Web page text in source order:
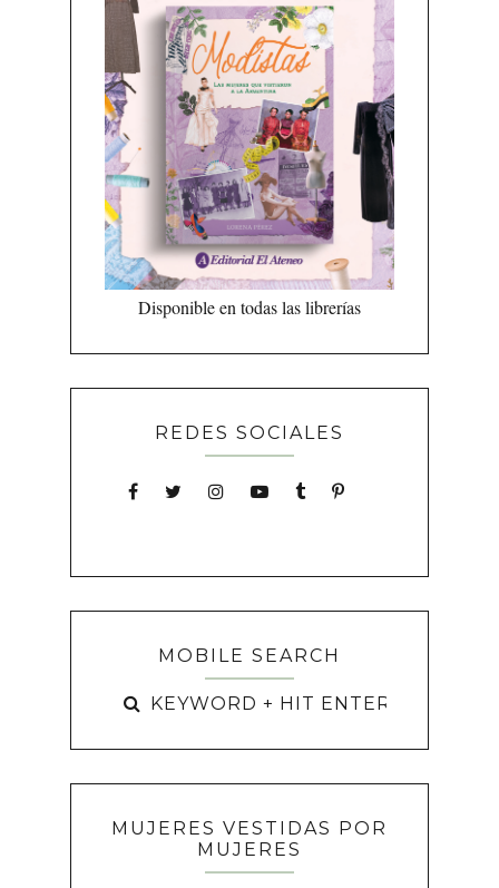
Disponible en todas las librerías
REDES SOCIALES
MOBILE SEARCH
MUJERES VESTIDAS POR
MUJERES